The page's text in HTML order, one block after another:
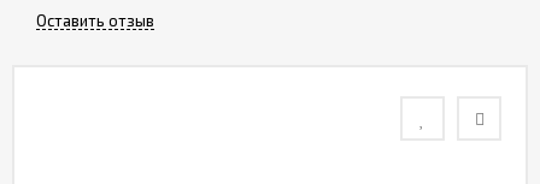
Контакты
Оставить отзыв